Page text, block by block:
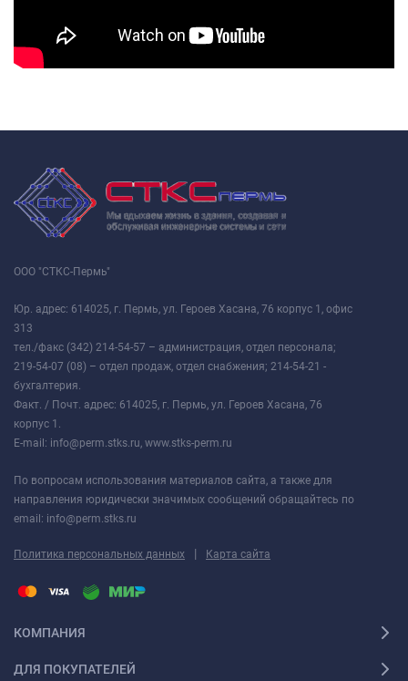
ООО "СТКС-Пермь"
Юр. адрес: 614025, г. Пермь, ул. Героев Хасана, 76 корпус 1, офис
313
тел./факс (342) 214-54-57 – администрация, отдел персонала;
219-54-07 (08) – отдел продаж, отдел снабжения; 214-54-21 -
бухгалтерия.
Факт. / Почт. адрес: 614025, г. Пермь, ул. Героев Хасана, 76
корпус 1.
E-mail: info@perm.stks.ru, www.stks-perm.ru
По вопросам использования материалов сайта, а также для
направления юридически значимых сообщений обращайтесь по
email: info@perm.stks.ru
Политика персональных данных | Карта сайта
КОМПАНИЯ
ДЛЯ ПОКУПАТЕЛЕЙ